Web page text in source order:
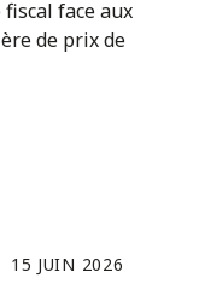
15 JUIN 2026